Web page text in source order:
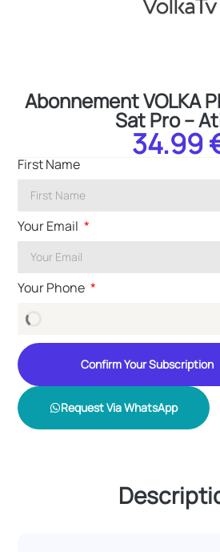
Abonnement VOLKA
Sat Pro –
34.99
First Name
Your Email
Your Phone
Confirm Your Subscription
Request Via WhatsApp